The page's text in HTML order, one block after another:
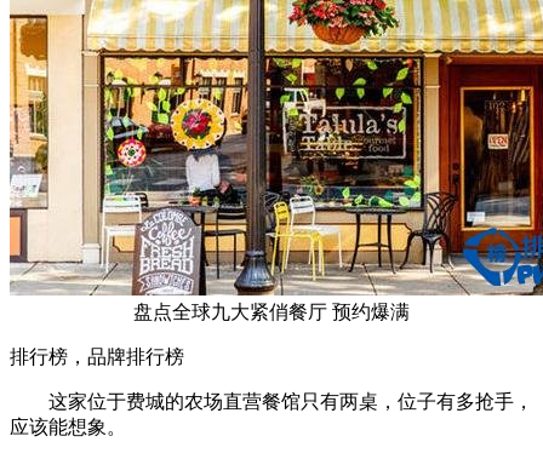
盘点全球九大紧俏餐厅 预约爆满
排行榜，品牌排行榜
这家位于费城的农场直营餐馆只有两桌，位子有多抢手，
应该能想象。